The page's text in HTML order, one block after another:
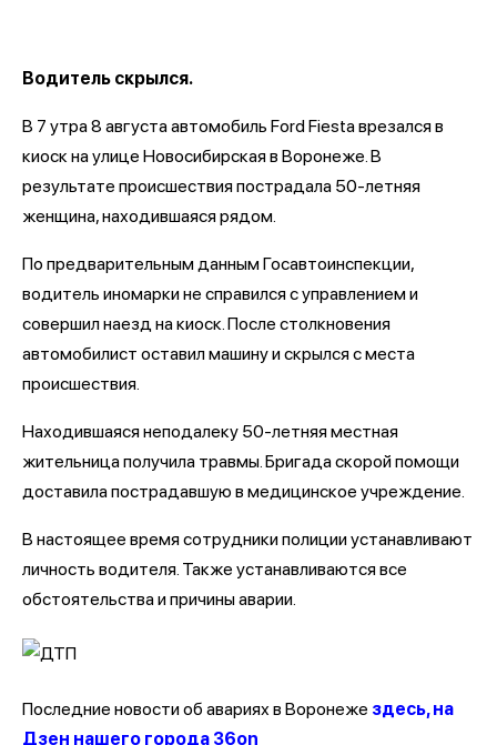
Водитель скрылся.
В 7 утра 8 августа автомобиль Ford Fiesta врезался в
киоск на улице Новосибирская в Воронеже. В
результате происшествия пострадала 50-летняя
женщина, находившаяся рядом.
По предварительным данным Госавтоинспекции,
водитель иномарки не справился с управлением и
совершил наезд на киоск. После столкновения
автомобилист оставил машину и скрылся с места
происшествия.
Находившаяся неподалеку 50-летняя местная
жительница получила травмы. Бригада скорой помощи
доставила пострадавшую в медицинское учреждение.
В настоящее время сотрудники полиции устанавливают
личность водителя. Также устанавливаются все
обстоятельства и причины аварии.
Последние новости об авариях в Воронеже здесь, на
Дзен нашего города 36on